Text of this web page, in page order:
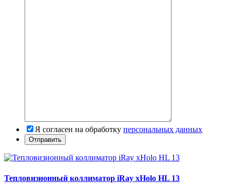
Я согласен на обработку персональных данных
Тепловизионный коллиматор iRay xHolo HL 13